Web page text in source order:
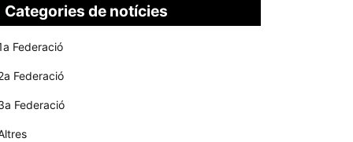
Categories de notícies
Federació
Federació
Federació